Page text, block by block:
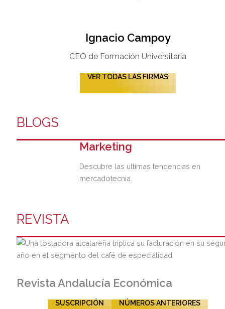
Ignacio Campoy​
CEO de Formación Universitaria​
VER TODAS LAS FIRMAS
BLOGS
Marketing
Descubre las últimas tendencias en
mercadotecnia.
REVISTA
Revista Andalucía Económica
SUSCRIPCIÓN NÚMEROS ANTERIORES